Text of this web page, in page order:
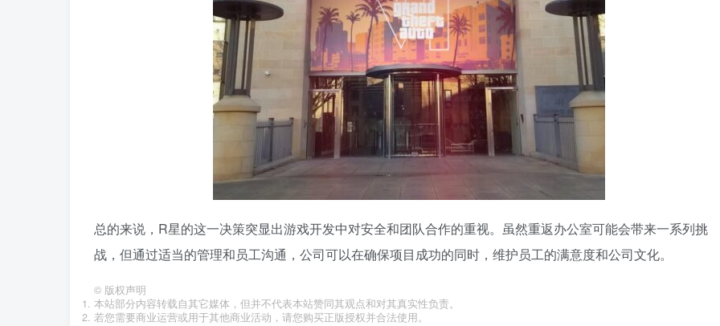
总的来说，R星的这一决策突显出游戏开发中对安全和团队合作的重视。虽然重返办公室可能会带来一系列挑
战，但通过适当的管理和员工沟通，公司可以在确保项目成功的同时，维护员工的满意度和公司文化。
© 版权声明
本站部分内容转载自其它媒体，但并不代表本站赞同其观点和对其真实性负责。
若您需要商业运营或用于其他商业活动，请您购买正版授权并合法使用。